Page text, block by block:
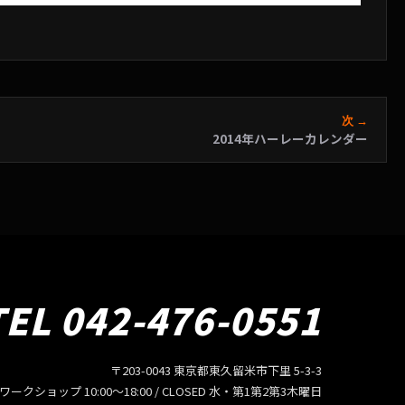
次 →
2014年ハーレーカレンダー
042-476-0551
〒203-0043 東京都東久留米市下里 5-3-3
ークショップ 10:00〜18:00 / CLOSED 水・第1第2第3木曜日